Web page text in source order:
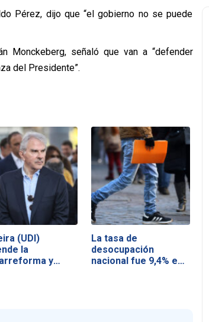
Pérez, dijo que “el gobierno no se puede
Monckeberg, señaló que van a “defender
del Presidente”.
(UDI)
la
y
La tasa de
desocupación
nacional fue 9,4% en